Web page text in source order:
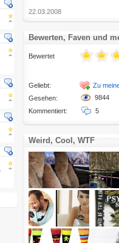
22.03.2008
Bewerten, Faven und
Bewertet
Geliebt:
Gesehen:
Kommentiert:
Zu
9844
5
Weird, Cool, WTF